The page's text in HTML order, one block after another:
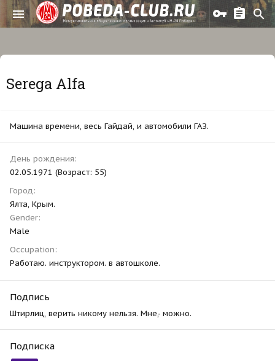
Serega Alfa
Машина времени, весь Гайдай, и автомобили ГАЗ.
День рождения
02.05.1971 (Возраст: 55)
Город
Ялта, Крым.
Gender
Male
Occupation
Работаю. инструктором. в автошколе.
Подпись
Штирлиц, верить никому нельзя. Мне,- можно.
Подписка